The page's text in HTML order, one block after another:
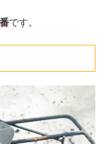
です。